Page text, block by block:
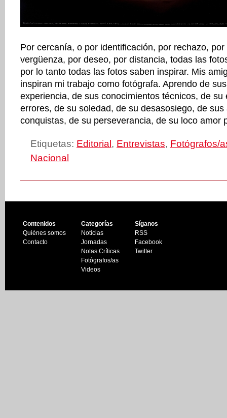
Por cercanía, o por identificación, por rechazo,
vergüenza, por deseo, por distancia, todas las
por lo tanto todas las fotos saben inspirar. Mis
inspiran mi trabajo como fotógrafa. Aprendo de
experiencia, de sus conocimientos técnicos, de su
errores, de su soledad, de su desasosiego, de
conquistas, de su perseverancia, de su loco amor
Etiquetas: Editorial , Entrevistas, Fotógrafos/
Nacional
Contenidos
Quiénes somos
Contacto
Categorías
Noticias
Jornadas
Notas Críticas
Fotógrafos/as
Videos
Síganos
RSS
Facebook
Twitter